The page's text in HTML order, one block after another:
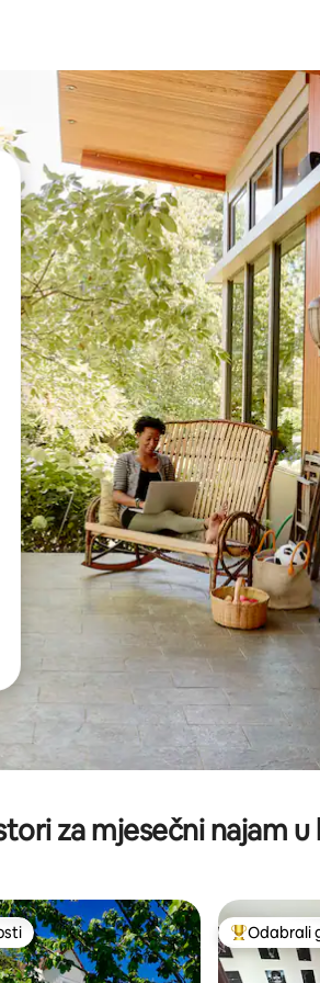
se strelicama prema gore i prema
za mjesečni najam
s oznakom „Odabrali gosti”
Među
Odabrali